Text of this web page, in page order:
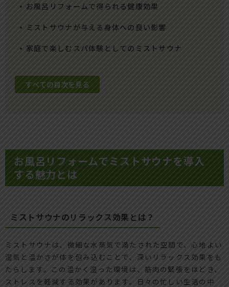
お風呂リフォームで得られる健康効果
ミストサウナが与える身体への良い影響
家庭で楽しむスパ体験としてのミストサウナ
すべての目次を見る
お風呂リフォームでミストサウナを導入
する魅力とは
ミストサウナのリラックス効果とは？
ミストサウナは、微細な水蒸気で満たされた空間で、心地よい
湿気と温かさが体を包み込むことで、深いリラックス効果をも
たらします。この温かく湿った環境は、筋肉の緊張をほどき、
ストレスを軽減する効果があります。日々の忙しい生活の中